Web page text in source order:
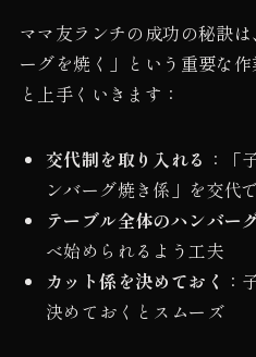
ママ友ランチの成功の秘訣
ーグを焼く」という重要な
と上手くいきます：
交代制を取り入れる ：「
ンバーグ焼き係」を交代
テーブル全体のハンバー
べ始められるよう工夫
カット係を決めておく ：
決めておくとスムーズ